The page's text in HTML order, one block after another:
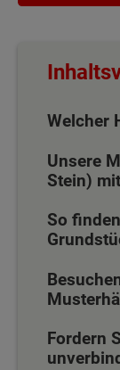
Welcher
Unsere
Stein)
So
Fordern